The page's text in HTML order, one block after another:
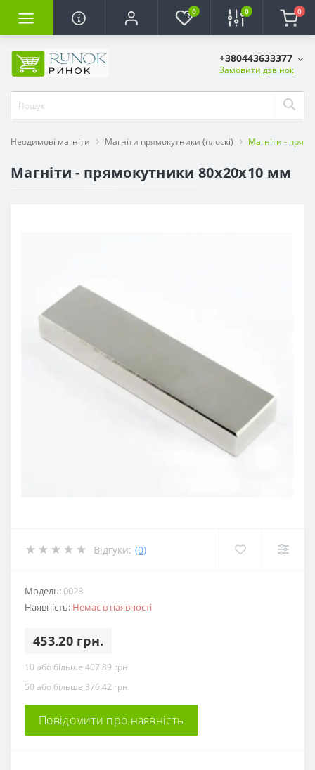
0 0 0
+380443633377
Замовити дзвінок
Неодимові магніти Магніти прямокутники (плоскі) Магніти -
Магніти - прямокутники 80x20x10 мм
Відгуки: (0)
Модель:0028
Наявність: Немає в наявності
453.20 грн.
10 або більше 407.89 грн.
50 або більше 376.42 грн.
Повідомити про наявність